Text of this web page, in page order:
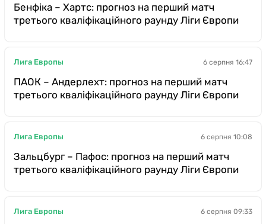
Бенфіка – Хартс: прогноз на перший матч
третього кваліфікаційного раунду Ліги Європи
Лига Европы 6 серпня 16:47
ПАОК – Андерлехт: прогноз на перший матч
третього кваліфікаційного раунду Ліги Європи
Лига Европы 6 серпня 10:08
Зальцбург – Пафос: прогноз на перший матч
третього кваліфікаційного раунду Ліги Європи
Лига Европы 6 серпня 09:33